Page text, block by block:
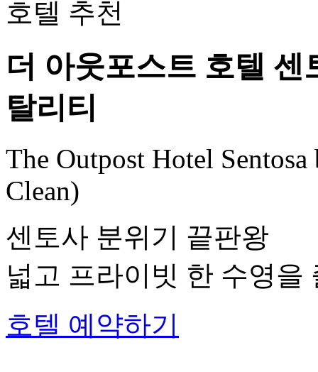
더 아웃포스트 호텔
탈리티
The Outpost Hotel
Clean)
센토사 분위기 끝판왕
넓고 프라이빗 한 수영을
호텔 예약하기